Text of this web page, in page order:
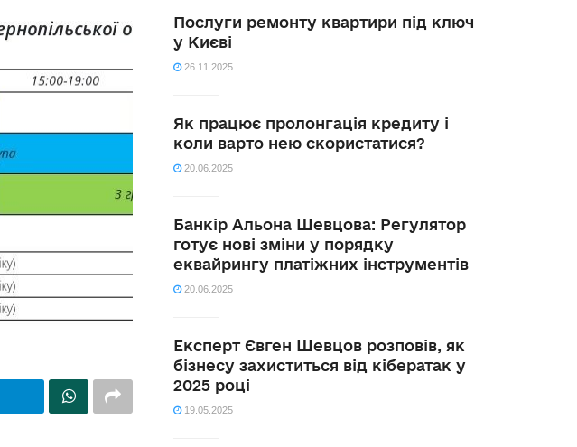
Послуги ремонту квартири під ключ
у Києві
26.11.2025
Як працює пролонгація кредиту і
коли варто нею скористатися?
20.06.2025
Банкір Альона Шевцова: Регулятор
готує нові зміни у порядку
еквайрингу платіжних інструментів
20.06.2025
Експерт Євген Шевцов розповів, як
бізнесу захиститься від кібератак у
2025 році
19.05.2025